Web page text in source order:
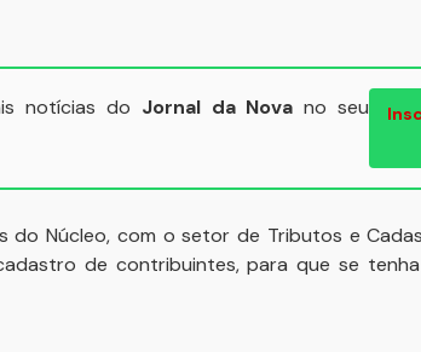
notícias do Jornal da Nova no seu
do Núcleo, com o setor de Tributos e
de contribuintes, para que se